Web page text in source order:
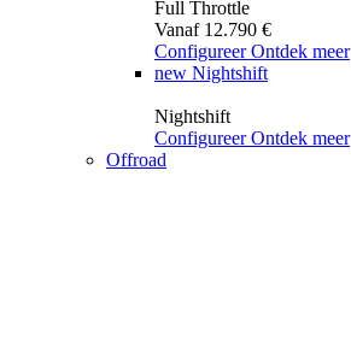
Full Throttle
Vanaf 12.790 €
Configureer Ontdek meer
new Nightshift
Nightshift
Configureer Ontdek meer
Offroad